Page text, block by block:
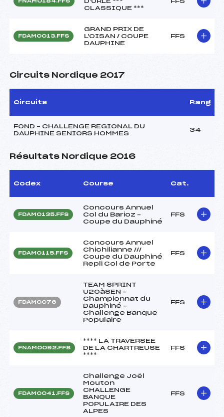
CLASSIQUE ***
FDAM0013.FFS
GRAND PRIX DE
L'OISAN / COUPE
DAUPHINE
FFS
Circuits Nordique 2017
Circuits Rang
FOND – CHALLENGE REGIONAL DU
DAUPHINE SENIORS HOMMES
34
Résultats Nordique 2016
Codex Course Cat.
FDAM0135.FFS
Concours Annuel
Col du Barioz –
Coupe du Dauphiné
FFS
FDAM0115.FFS
Concours Annuel
Chichilianne ///
Coupe du Dauphiné
Repli Col de Porte
FFS
FDAM0076
TEAM SPRINT
U20àSEN –
Championnat du
Dauphiné –
Challenge Banque
Populaire
FFS
FNAM0092.FFS
**** LA TRAVERSEE
DE LA CHARTREUSE
****
FFS
FDAM0041.FFS
Challenge Joël
Mouton
CHALLENGE
BANQUE
POPULAIRE DES
ALPES
FFS